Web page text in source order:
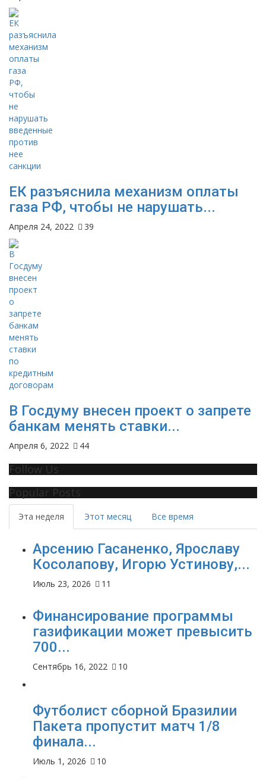
ЕК разъяснила механизм оплаты
газа РФ, чтобы не нарушать...
Апреля 24, 2022 39
В Госдуму внесен проект о запрете
банкам менять ставки...
Апреля 6, 2022 44
Follow Us
Popular Posts
Эта неделя Этот месяц Все время
Арсению Гасаненко, Ярославу
Косолапову, Игорю Устинову,...
Июль 23, 2026 11
Финансирование программы
газификации может превысить
700...
Сентябрь 16, 2022 10
Футболист сборной Бразилии
Пакета пропустит матч 1/8
финала...
Июль 1, 2026 10